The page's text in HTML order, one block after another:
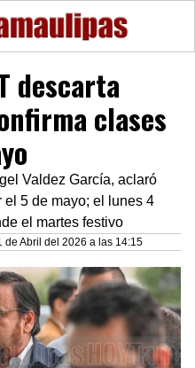
descarta
clases
Valdez García, aclaró
5 de mayo; el lunes 4
el martes festivo
de Abril del 2026 a las 14:15